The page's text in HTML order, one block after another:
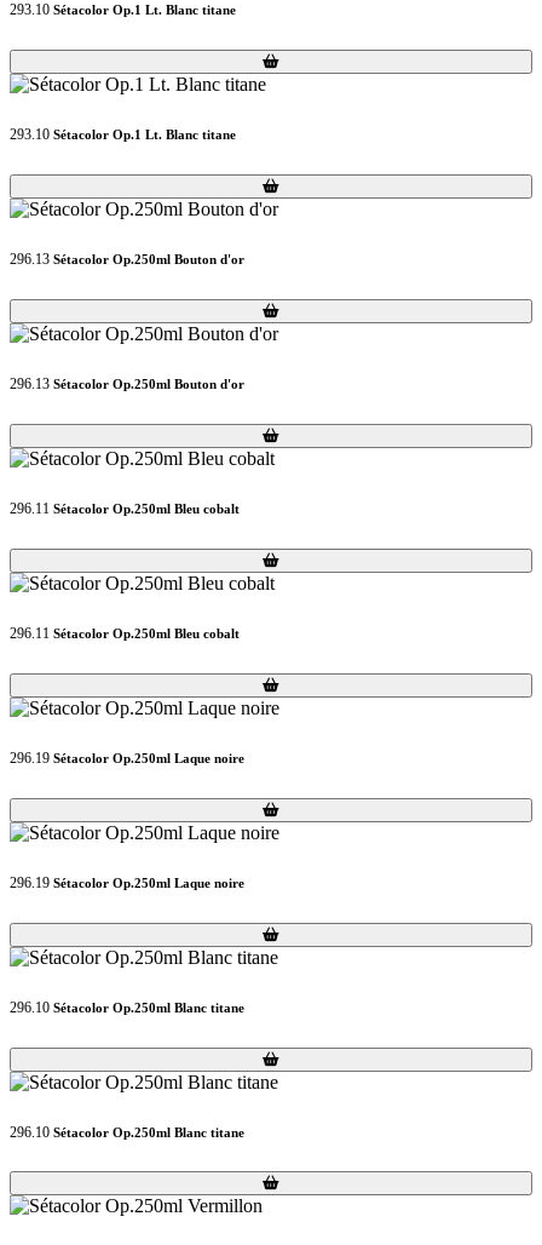
293.10 Sétacolor Op.1 Lt. Blanc titane
Loading...
Loading...
293.10 Sétacolor Op.1 Lt. Blanc titane
Loading...
Loading...
296.13 Sétacolor Op.250ml Bouton d'or
Loading...
Loading...
296.13 Sétacolor Op.250ml Bouton d'or
Loading...
Loading...
296.11 Sétacolor Op.250ml Bleu cobalt
Loading...
Loading...
296.11 Sétacolor Op.250ml Bleu cobalt
Loading...
Loading...
296.19 Sétacolor Op.250ml Laque noire
Loading...
Loading...
296.19 Sétacolor Op.250ml Laque noire
Loading...
Loading...
296.10 Sétacolor Op.250ml Blanc titane
Loading...
Loading...
296.10 Sétacolor Op.250ml Blanc titane
Loading...
Loading...